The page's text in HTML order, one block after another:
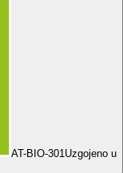
AT-BIO-301Uzgojeno u